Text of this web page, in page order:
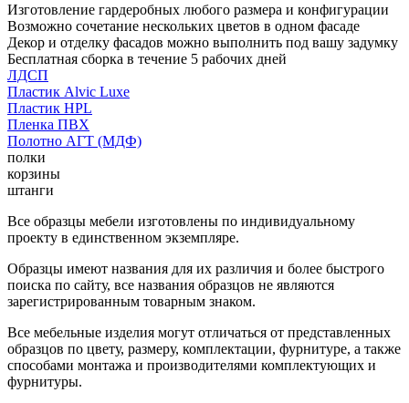
Изготовление гардеробных любого размера и конфигурации
Возможно сочетание нескольких цветов в одном фасаде
Декор и отделку фасадов можно выполнить под вашу задумку
Бесплатная сборка в течение 5 рабочих дней
ЛДСП
Пластик Alvic Luxe
Пластик HPL
Пленка ПВХ
Полотно АГТ (МДФ)
полки
корзины
штанги
Все образцы мебели изготовлены по индивидуальному
проекту в единственном экземпляре.
Образцы имеют названия для их различия и более быстрого
поиска по сайту, все названия образцов не являются
зарегистрированным товарным знаком.
Все мебельные изделия могут отличаться от представленных
образцов по цвету, размеру, комплектации, фурнитуре, а также
способами монтажа и производителями комплектующих и
фурнитуры.